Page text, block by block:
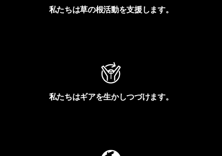
私たちは草の根活動を支援します。
私たちはギアを生かしつづけます。